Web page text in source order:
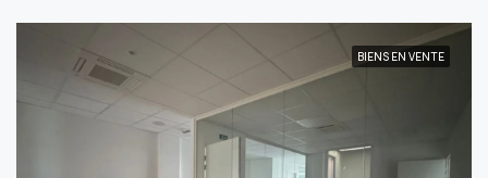
BIENS EN VENTE